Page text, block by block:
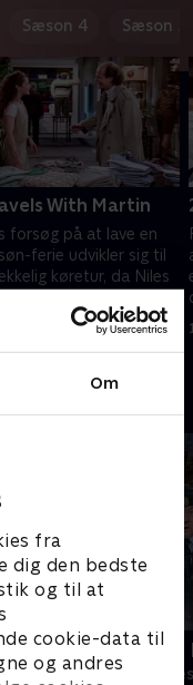
Om
fra
dig den bedste
og til at
cookie-data til
og andres
Sæson 4 Sæson 5
With Martin
forsøg på at lave en
ferie udvikler sig til
køretur, da Niles
LasseMajas
Komedie • 1